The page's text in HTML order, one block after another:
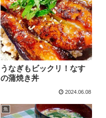
うなぎもビックリ！なす
の蒲焼き丼
2024.06.08
魚